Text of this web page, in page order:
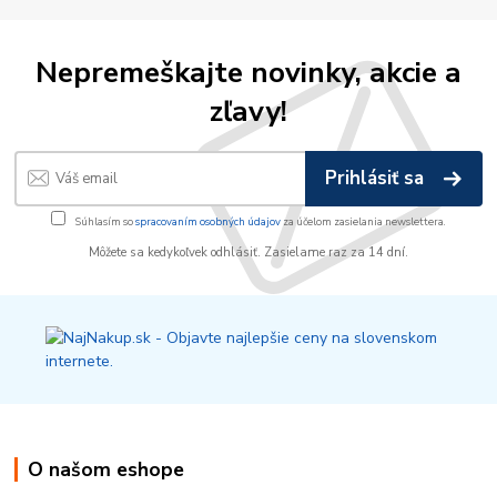
Nepremeškajte novinky, akcie a
zľavy!
Prihlásiť sa
Súhlasím sospracovaním osobných údajov za účelom zasielania newslettera.
Môžete sa kedykoľvek odhlásiť. Zasielame raz za 14 dní.
O našom eshope